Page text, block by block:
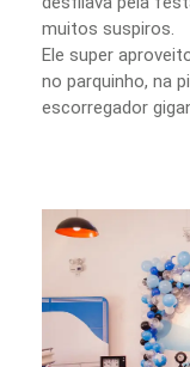
muitos suspiros.
Ele super
no parquinho, na
escorregador